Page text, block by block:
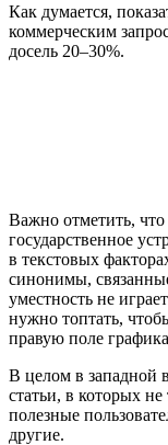
Как думается,
коммерческим
досель 20–30%.
Важно отметить, что
государственное
в текстовых
синонимы,
уместность не
нужно топтать,
правую поле
В целом в западной
статьи, в которых
полезные
другие.